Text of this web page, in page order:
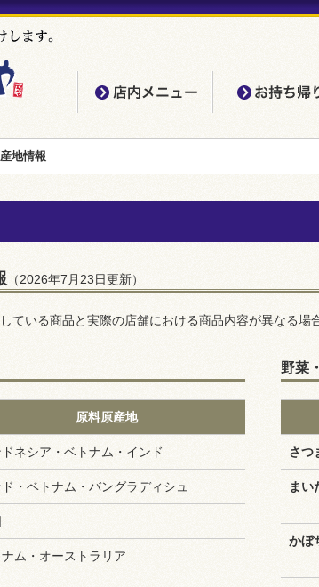
地情報
（2026年7月23日更新）
ている商品と実際の店舗における商品内容が異なる場
原料原産地
ネシア・ベトナム・インド
・ベトナム・バングラディシュ
ム・オーストラリア
野菜
さつ
まい
かぼ